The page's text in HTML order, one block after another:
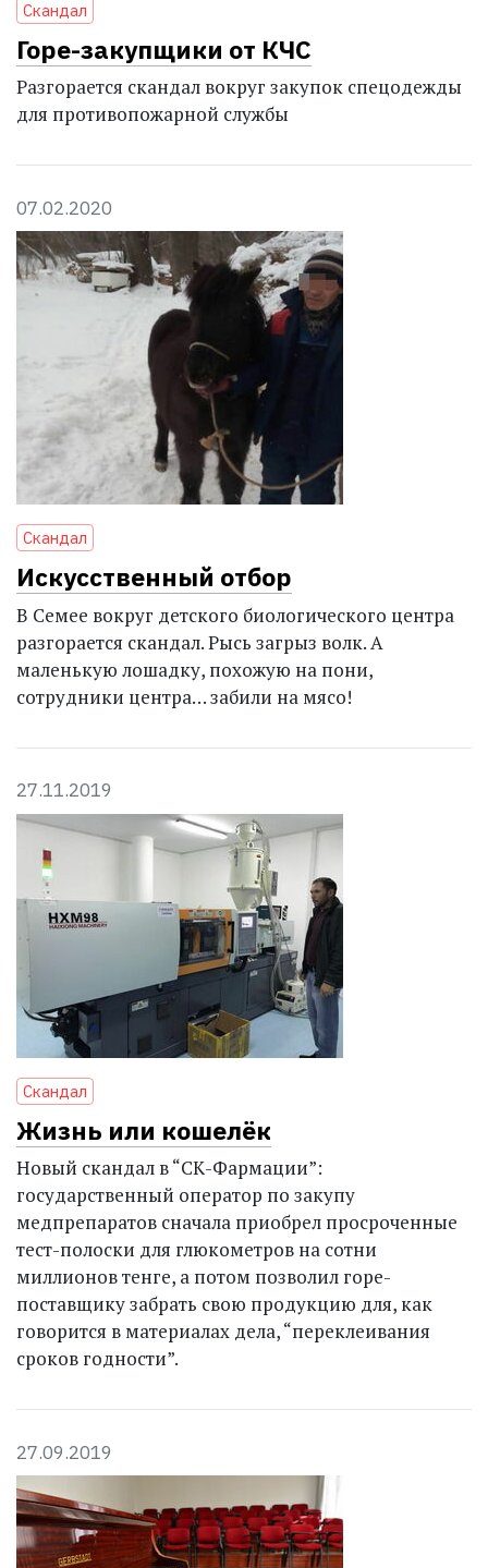
Скандал
Горе-закупщики от КЧС
Разгорается скандал вокруг закупок спецодежды
для противопожарной службы
07.02.2020
Скандал
Искусственный отбор
В Семее вокруг детского биологического центра
разгорается скандал. Рысь загрыз волк. А
маленькую лошадку, похожую на пони,
сотрудники центра… забили на мясо!
27.11.2019
Скандал
Жизнь или кошелёк
Новый скандал в “СК-Фармации”:
государственный оператор по закупу
медпрепаратов сначала приобрел просроченные
тест-полоски для глюкометров на сотни
миллионов тенге, а потом позволил горе-
поставщику забрать свою продукцию для, как
говорится в материалах дела, “переклеивания
сроков годности”.
27.09.2019